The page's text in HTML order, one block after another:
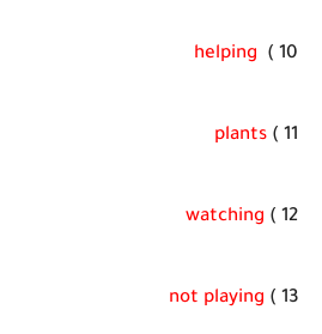
10 )
helping
11 )
plants
12 )
watching
13 )
not playing